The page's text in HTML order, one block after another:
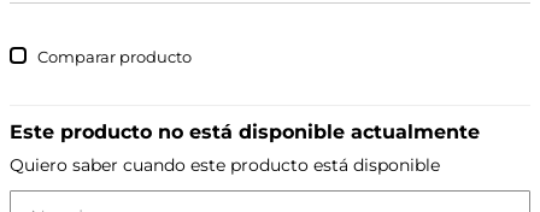
Comparar
Este producto no está disponible actualmente
Quiero saber cuando este producto está disponible